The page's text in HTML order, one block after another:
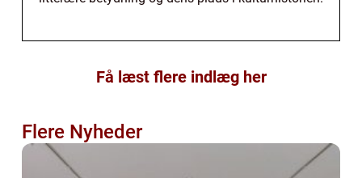
Få læst flere indlæg her
Flere Nyheder